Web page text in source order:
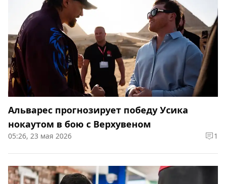
Альварес прогнозирует победу Усика
нокаутом в бою с Верхувеном
05:26, 23 мая 2026 1